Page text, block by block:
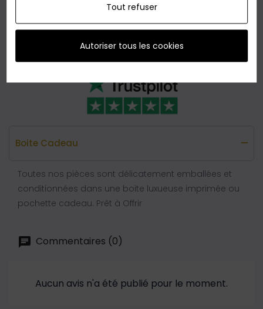
Nous sommes tellement convaincus de nos qualités
que nous vous offrons leretoursans reserve en
Boite Cadeau
Toutes nos pièces sont délicatement emballées et
conditionnées dans une boite luxueuse imprimée ou
pochette cadeau. Prêt à Offrir
Commentaires (0)
Aucun avis n'a été publié pour le moment.
Tout refuser
Autoriser tous les cookies